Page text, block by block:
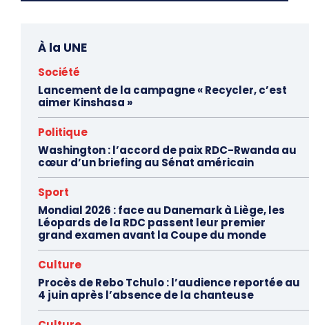
À la UNE
Société
Lancement de la campagne « Recycler, c’est
aimer Kinshasa »
Politique
Washington : l’accord de paix RDC-Rwanda au
cœur d’un briefing au Sénat américain
Sport
Mondial 2026 : face au Danemark à Liège, les
Léopards de la RDC passent leur premier
grand examen avant la Coupe du monde
Culture
Procès de Rebo Tchulo : l’audience reportée au
4 juin après l’absence de la chanteuse